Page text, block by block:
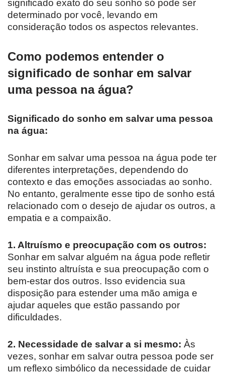
significado exato do seu sonho só pode ser
determinado por você, levando em
consideração todos os aspectos relevantes.
Como podemos entender o
significado de sonhar em salvar
uma pessoa na água?
Significado do sonho em salvar uma pessoa
na água:
Sonhar em salvar uma pessoa na água pode ter
diferentes interpretações, dependendo do
contexto e das emoções associadas ao sonho.
No entanto, geralmente esse tipo de sonho está
relacionado com o desejo de ajudar os outros, a
empatia e a compaixão.
1. Altruísmo e preocupação com os outros:
Sonhar em salvar alguém na água pode refletir
seu instinto altruísta e sua preocupação com o
bem-estar dos outros. Isso evidencia sua
disposição para estender uma mão amiga e
ajudar aqueles que estão passando por
dificuldades.
2. Necessidade de salvar a si mesmo: Às
vezes, sonhar em salvar outra pessoa pode ser
um reflexo simbólico da necessidade de cuidar